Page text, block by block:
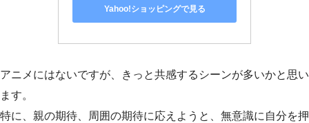
Yahoo!ショッピングで見る
アニメにはないですが、きっと共感するシーンが多いかと思い
ます。
特に、親の期待、周囲の期待に応えようと、無意識に自分を押